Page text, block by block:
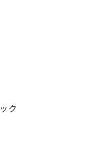
リック